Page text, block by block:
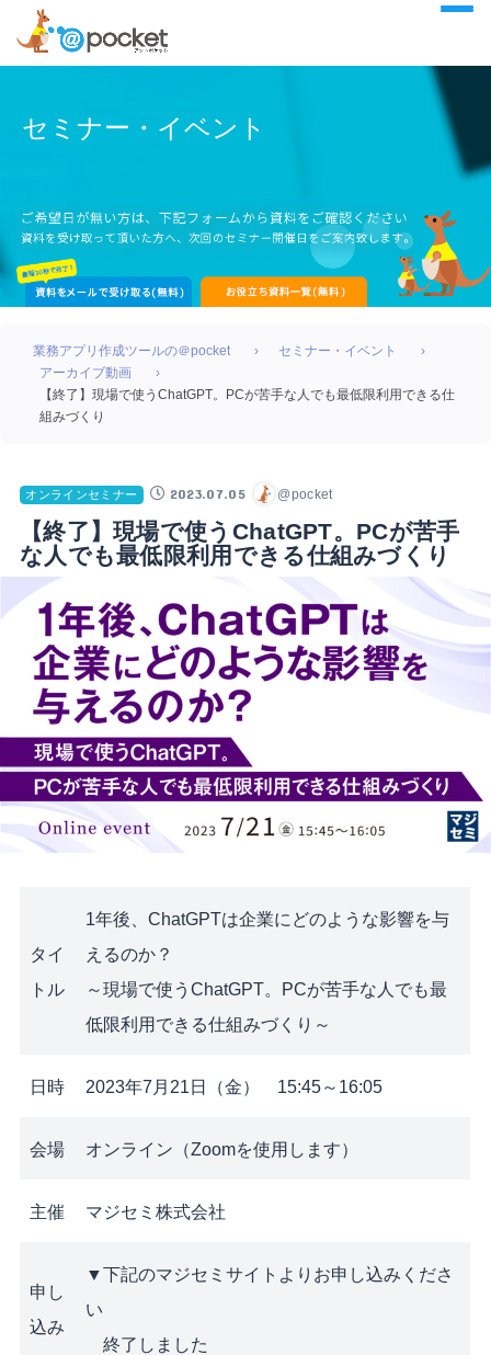
セミナー・イベント
業務アプリ作成ツールの＠pocket
セミナー・イベント
アーカイブ動画
【終了】現場で使うChatGPT。PCが苦手な人でも最低限利用できる仕
組みづくり
オンラインセミナー 2023.07.05 @pocket
【終了】現場で使うChatGPT。PCが苦手
な人でも最低限利用できる仕組みづくり
タイ
トル
1年後、ChatGPTは企業にどのような影響を与
えるのか？
～現場で使うChatGPT。PCが苦手な人でも最
低限利用できる仕組みづくり～
日時 2023年7月21日（金） 15:45～16:05
会場 オンライン（Zoomを使用します）
主催 マジセミ株式会社
申し
込み
▼下記のマジセミサイトよりお申し込みくださ
い
終了しました